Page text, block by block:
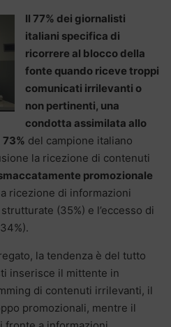
Il 77% dei giornalisti
italiani specifica di
ricorrere al blocco della
fonte quando riceve troppi
comunicati irrilevanti o
non pertinenti, una
condotta assimilata allo
73% del campione italiano
la ricezione di contenuti
promozionale
ricezione di informazioni
(35%) e l’eccesso di
la tendenza è del tutto
inserisce il mittente in
di contenuti irrilevanti, il
promozionali, mentre il